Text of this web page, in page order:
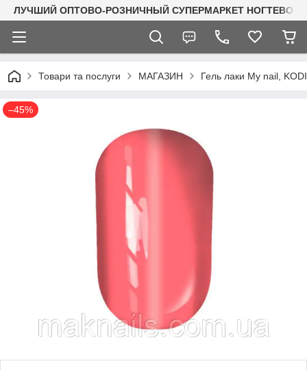
ЛУЧШИЙ ОПТОВО-РОЗНИЧНЫЙ СУПЕРМАРКЕТ
Товари та послуги МАГАЗИН Гель лаки My nail,
–45%